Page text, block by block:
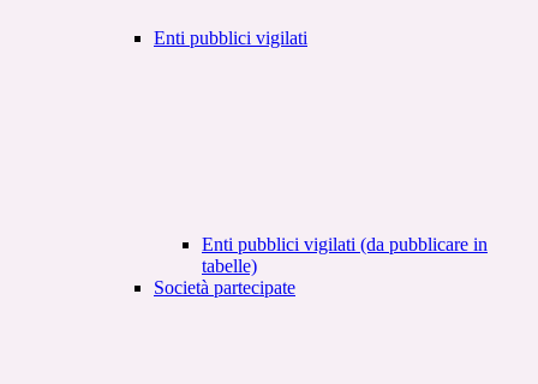
Enti pubblici vigilati
Enti pubblici vigilati (da pubblicare in
tabelle)
Società partecipate